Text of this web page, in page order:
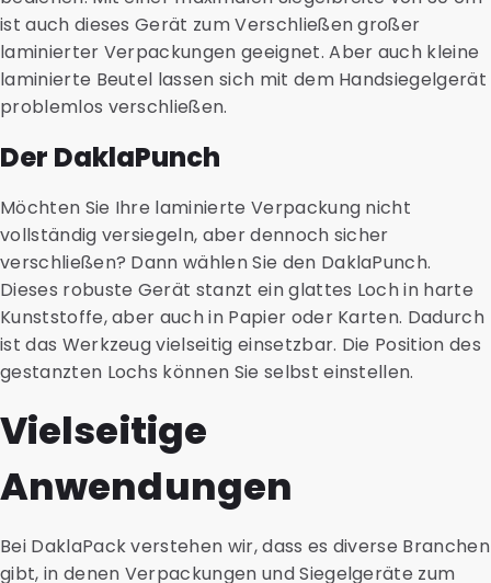
ist auch dieses Gerät zum Verschließen großer
laminierter Verpackungen geeignet. Aber auch kleine
laminierte Beutel lassen sich mit dem Handsiegelgerät
problemlos verschließen.
Der DaklaPunch
Möchten Sie Ihre laminierte Verpackung nicht
vollständig versiegeln, aber dennoch sicher
verschließen? Dann wählen Sie den DaklaPunch.
Dieses robuste Gerät stanzt ein glattes Loch in harte
Kunststoffe, aber auch in Papier oder Karten. Dadurch
ist das Werkzeug vielseitig einsetzbar. Die Position des
gestanzten Lochs können Sie selbst einstellen.
Vielseitige
Anwendungen
Bei DaklaPack verstehen wir, dass es diverse Branchen
gibt, in denen Verpackungen und Siegelgeräte zum